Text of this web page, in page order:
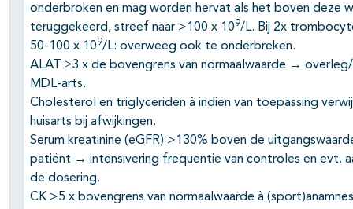
onderbroken en mag worden hervat als het boven deze
teruggekeerd, streef naar >100 x 109/L. Bij 2x
50-100 x 109/L: overweeg ook te onderbreken.
ALAT ≥3 x de bovengrens van normaalwaarde →
MDL-arts.
Cholesterol en triglyceriden à indien van toepassing
huisarts bij afwijkingen.
Serum kreatinine (eGFR) >130% boven de
patiënt → intensivering frequentie van controles en evt.
de dosering.
CK >5 x bovengrens van normaalwaarde à